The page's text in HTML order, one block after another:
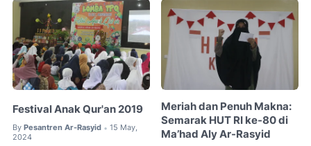
Festival Anak Qur'an 2019
By Pesantren Ar-Rasyid • 15 May,
2024
Meriah dan Penuh Makna:
Semarak HUT RI ke-80 di
Ma’had Aly Ar-Rasyid